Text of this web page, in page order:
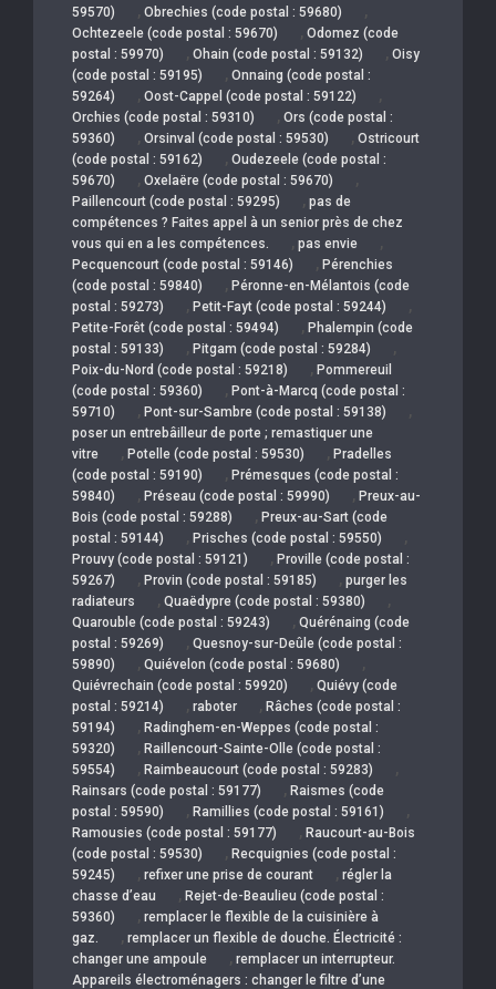
59570)
, Obrechies (code postal : 59680) ,
Ochtezeele (code postal : 59670) , Odomez (code
postal : 59970)
, Ohain (code postal : 59132) , Oisy
(code postal : 59195)
, Onnaing (code postal :
59264)
, Oost-Cappel (code postal : 59122) ,
Orchies (code postal : 59310) , Ors (code postal :
59360)
, Orsinval (code postal : 59530) , Ostricourt
(code postal : 59162)
, Oudezeele (code postal :
59670)
, Oxelaëre (code postal : 59670) ,
Paillencourt (code postal : 59295) , pas de
compétences ? Faites appel à un senior près de chez
vous qui en a les compétences.
, pas envie ,
Pecquencourt (code postal : 59146) , Pérenchies
(code postal : 59840)
, Péronne-en-Mélantois (code
postal : 59273)
, Petit-Fayt (code postal : 59244) ,
Petite-Forêt (code postal : 59494) , Phalempin (code
postal : 59133)
, Pitgam (code postal : 59284) ,
Poix-du-Nord (code postal : 59218) , Pommereuil
(code postal : 59360)
, Pont-à-Marcq (code postal :
59710)
, Pont-sur-Sambre (code postal : 59138) ,
poser un entrebâilleur de porte ; remastiquer une
vitre
, Potelle (code postal : 59530) , Pradelles
(code postal : 59190)
, Prémesques (code postal :
59840)
, Préseau (code postal : 59990) , Preux-au-
Bois (code postal : 59288)
, Preux-au-Sart (code
postal : 59144)
, Prisches (code postal : 59550) ,
Prouvy (code postal : 59121) , Proville (code postal :
59267)
, Provin (code postal : 59185) , purger les
radiateurs
, Quaëdypre (code postal : 59380) ,
Quarouble (code postal : 59243) , Quérénaing (code
postal : 59269)
, Quesnoy-sur-Deûle (code postal :
59890)
, Quiévelon (code postal : 59680) ,
Quiévrechain (code postal : 59920) , Quiévy (code
postal : 59214)
, raboter , Râches (code postal :
59194)
, Radinghem-en-Weppes (code postal :
59320)
, Raillencourt-Sainte-Olle (code postal :
59554)
, Raimbeaucourt (code postal : 59283) ,
Rainsars (code postal : 59177) , Raismes (code
postal : 59590)
, Ramillies (code postal : 59161) ,
Ramousies (code postal : 59177) , Raucourt-au-Bois
(code postal : 59530)
, Recquignies (code postal :
59245)
, refixer une prise de courant , régler la
chasse d’eau
, Rejet-de-Beaulieu (code postal :
59360)
, remplacer le flexible de la cuisinière à
gaz.
, remplacer un flexible de douche. Électricité :
changer une ampoule
, remplacer un interrupteur.
Appareils électroménagers : changer le filtre d’une